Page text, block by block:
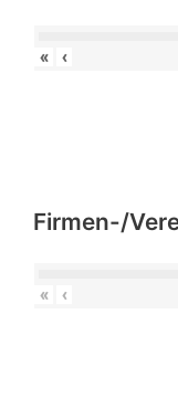
« ‹
Firmen-/
« ‹